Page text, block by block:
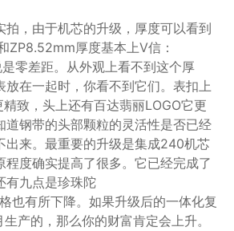
拍，由于机芯的升级，厚度可以看到
ZP8.52mm厚度基本上V信：
零差距。从外观上看不到这个厚
放在一起时，你看不到它们。表扣上
致，头上还有百达翡丽LOGO它更
道钢带的头部颗粒的灵活性是否已经
出来。最重要的升级是集成240机芯
程度确实提高了很多。它已经完成了
有九点是珍珠陀
也有所下降。如果升级后的一体化复
产的，那么你的财富肯定会上升。